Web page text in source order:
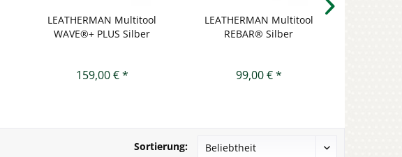
LEATHERMAN Multitool
WAVE®+ PLUS Silber
159,00 € *
LEATHERMAN Multitool
REBAR® Silber
99,00 € *
Sortierung: